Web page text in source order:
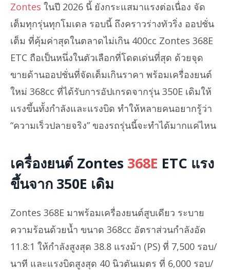
Zontes ในปี 2026 นี้ ยังกระแสมาแรงต่อเนื่อง จัด
เต็มทุกรุ่นทุกโมเดล รอบนี้ ถึงคราวร่างทัวริ่ง ออปชั่น
เต็ม ที่คุ้มค่าสุดในตลาดไม่เกิน 400cc Zontes 368E
ETC ถือเป็นหนึ่งในตัวเลือกที่โดดเด่นที่สุด ด้วยจุด
ขายด้านออปชั่นที่จัดเต็มเกินราคา พร้อมเครื่องยนต์
ใหม่ 368cc ที่ได้รับการอัปเกรดจากรุ่น 350E เดิมให้
แรงขึ้นทั้งกำลังและแรงบิด ทำให้หลายคนอยากรู้ว่า
“ความเร็วปลายจริง” ของรถรุ่นนี้จะทำได้มากแค่ไหน
เครื่องยนต์ Zontes 368E ETC แรง
ขึ้นจาก 350E เดิม
Zontes 368E มาพร้อมเครื่องยนต์สูบเดียว ระบาย
ความร้อนด้วยน้ำ ขนาด 368cc อัตราส่วนกำลังอัด
11.8:1 ให้กำลังสูงสุด 38.8 แรงม้า (PS) ที่ 7,500 รอบ/
นาที และแรงบิดสูงสุด 40 นิวตันเมตร ที่ 6,000 รอบ/